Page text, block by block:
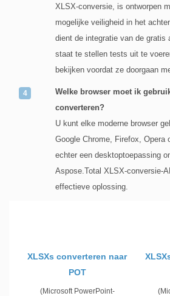
XLSX-conversie, is ontworpen
mogelijke veiligheid in het
dient de integratie van de gratis
staat te stellen tests uit te
bekijken voordat ze doorgaan
Welke browser moet ik
converteren?
U kunt elke moderne browser
Google Chrome, Firefox, Opera
echter een desktoptoepassing
Aspose.Total XLSX-conversie-
effectieve oplossing.
XLSXs converteren naar
POT
(Microsoft PowerPoint-